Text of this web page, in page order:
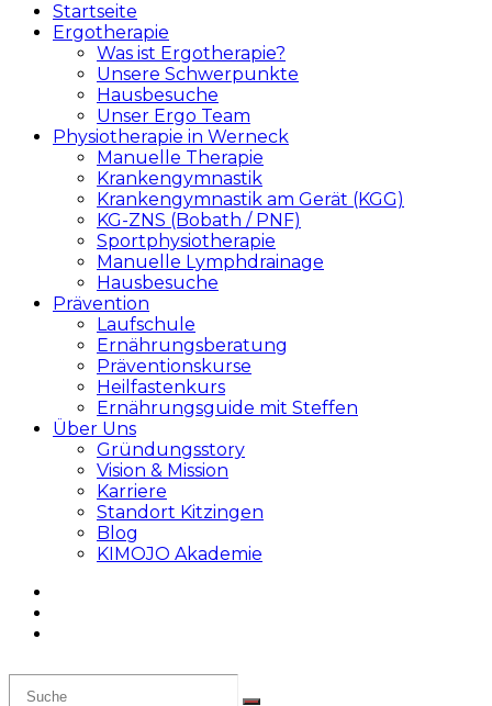
Startseite
Ergotherapie
Was ist Ergotherapie?
Unsere Schwerpunkte
Hausbesuche
Unser Ergo Team
Physiotherapie in Werneck
Manuelle Therapie
Krankengymnastik
Krankengymnastik am Gerät (KGG)
KG-ZNS (Bobath / PNF)
Sportphysiotherapie
Manuelle Lymphdrainage
Hausbesuche
Prävention
Laufschule
Ernährungsberatung
Präventionskurse
Heilfastenkurs
Ernährungsguide mit Steffen
Über Uns
Gründungsstory
Vision & Mission
Karriere
Standort Kitzingen
Blog
KIMOJO Akademie